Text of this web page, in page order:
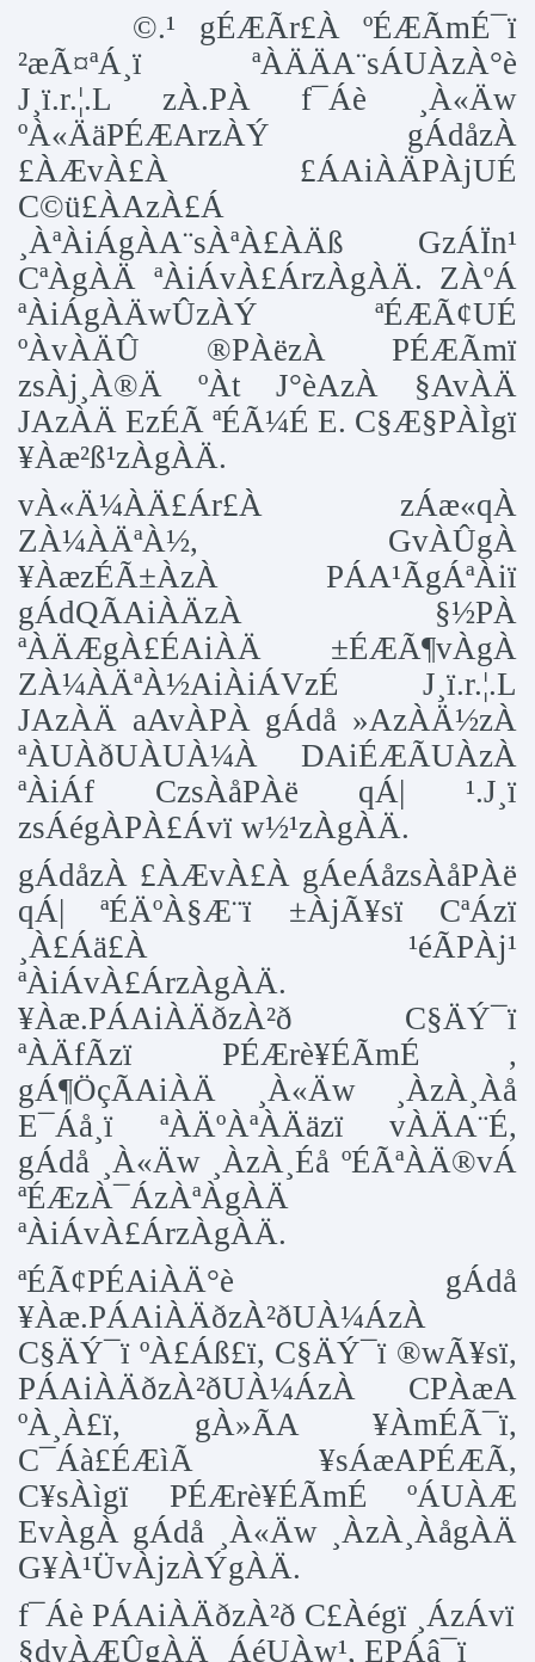
©.¹ gÉÆÃr£À ºÉÆÃmÉ¯ï
²æÃ¤ªÁ¸ï ªÀÄÄA¨sÁUÀzÀ°è
J¸ï.r.¦.L zÀ.PÀ f¯Áè ¸À«Äw
ºÀ«ÄäPÉÆArzÀÝ gÁdåzÀ
£ÀÆvÀ£À £ÁAiÀÄPÀjUÉ
C©ü£ÀAzÀ£Á
¸ÀªÀiÁgÀA¨sÀªÀ£ÀÄß GzÁÏn¹
CªÀgÀÄ ªÀiÁvÀ£ÁrzÀgÀÄ. ZÀºÁ
ªÀiÁgÀÄwÛzÀÝ ªÉÆÃ¢UÉ
ºÀvÀÄÛ ®PÀëzÀ PÉÆÃmï
zsÀj¸À®Ä ºÀt J°èAzÀ §AvÀÄ
JAzÀÄ EzÉÃ ªÉÃ¼É E. C§Æ§PÀÌgï
¥Àæ²ß¹zÀgÀÄ.
vÀ«Ä¼ÀÄ£Ár£À zÁæ«qÀ
ZÀ¼ÀÄªÀ½, GvÀÛgÀ
¥ÀæzÉÃ±ÀzÀ PÁA¹ÃgÁªÀiï
gÁdQÃAiÀÄzÀ §½PÀ
ªÀÄÆgÀ£ÉAiÀÄ ±ÉÆÃ¶vÀgÀ
ZÀ¼ÀÄªÀ½AiÀiÁVzÉ J¸ï.r.¦.L
JAzÀÄ aAvÀPÀ gÁdå »AzÀÄ½zÀ
ªÀUÀðUÀUÀ¼À DAiÉÆÃUÀzÀ
ªÀiÁf CzsÀåPÀë qÁ| ¹.J¸ï
zsÁégÀPÀ£Ávï w½¹zÀgÀÄ.
gÁdåzÀ £ÀÆvÀ£À gÁeÁåzsÀåPÀë
qÁ| ªÉÄºÀ§Æ¨ï ±ÀjÃ¥sï CªÁzï
¸À£Áä£À ¹éÃPÀj¹
ªÀiÁvÀ£ÁrzÀgÀÄ.
¥Àæ.PÁAiÀÄðzÀ²ð C§ÄÝ¯ï
ªÀÄfÃzï PÉÆrè¥ÉÃmÉ ,
gÁ¶ÖçÃAiÀÄ ¸À«Äw ¸ÀzÀ¸Àå
E¯Áå¸ï ªÀÄºÀªÀÄäzï vÀÄA¨É,
gÁdå ¸À«Äw ¸ÀzÀ¸Éå ºÉÃªÀÄ®vÁ
ªÉÆzÀ¯ÁzÀªÀgÀÄ
ªÀiÁvÀ£ÁrzÀgÀÄ.
ªÉÃ¢PÉAiÀÄ°è gÁdå
¥Àæ.PÁAiÀÄðzÀ²ðUÀ¼ÁzÀ
C§ÄÝ¯ï ºÀ£Áß£ï, C§ÄÝ¯ï ®wÃ¥sï,
PÁAiÀÄðzÀ²ðUÀ¼ÁzÀ CPÀæA
ºÀ¸À£ï, gÀ»ÃA ¥ÀmÉÃ¯ï,
C¯Áà£ÉÆìÃ ¥sÁæAPÉÆÃ,
C¥sÀìgï PÉÆrè¥ÉÃmÉ ºÁUÀÆ
EvÀgÀ gÁdå ¸À«Äw ¸ÀzÀ¸ÀågÀÄ
G¥À¹ÜvÀjzÀÝgÀÄ.
f¯Áè PÁAiÀÄðzÀ²ð C£Àégï ¸ÁzÁvï
§dvÀÆÛgÀÄ ¸ÁéUÀw¹, EPÁâ¯ï